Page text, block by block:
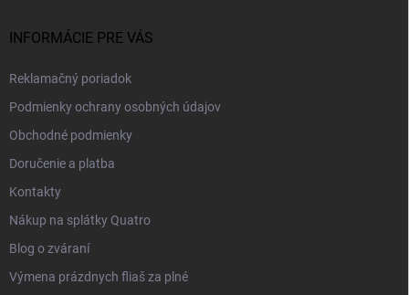
INFORMÁCIE PRE VÁS
Reklamačný poriadok
Podmienky ochrany osobných údajov
Obchodné podmienky
Doručenie a platba
Kontakty
Nákup na splátky Quatro
Blog o zváraní
Výmena prázdnych fliaš za plné